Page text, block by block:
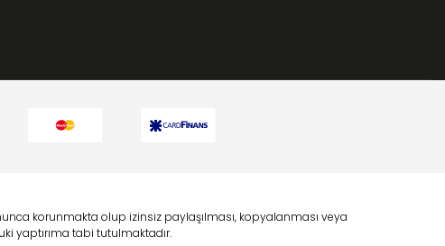
korunmakta olup izinsiz paylaşılması, kopyalanması veya
yaptırıma tabi tutulmaktadır.